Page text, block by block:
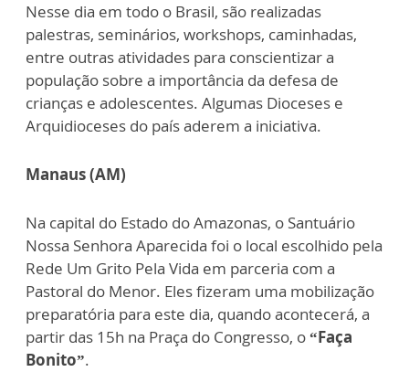
Nesse dia em todo o Brasil, são realizadas
palestras, seminários, workshops, caminhadas,
entre outras atividades para conscientizar a
população sobre a importância da defesa de
crianças e adolescentes. Algumas Dioceses e
Arquidioceses do país aderem a iniciativa.
Manaus (AM)
Na capital do Estado do Amazonas, o Santuário
Nossa Senhora Aparecida foi o local escolhido pela
Rede Um Grito Pela Vida em parceria com a
Pastoral do Menor. Eles fizeram uma mobilização
preparatória para este dia, quando acontecerá, a
partir das 15h na Praça do Congresso, o“Faça
Bonito”.